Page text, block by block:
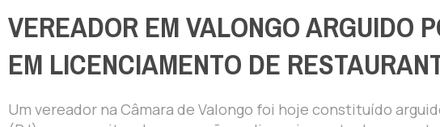
VEREADOR EM VALONGO ARGUIDO
EM LICENCIAMENTO DE
Um vereador na Câmara de Valongo foi hoje constituído